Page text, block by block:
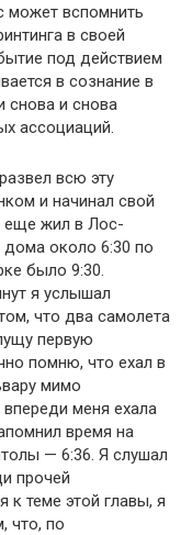
может вспомнить
в своей
под действием
в сознание в
снова и снова
ассоциаций.
всю эту
и начинал свой
еще жил в Лос-
около 6:30 по
было 9:30.
я услышал
что два самолета
первую
помню, что ехал в
мимо
меня ехала
время на
— 6:36. Я слушал
прочей
теме этой главы, я
что, по